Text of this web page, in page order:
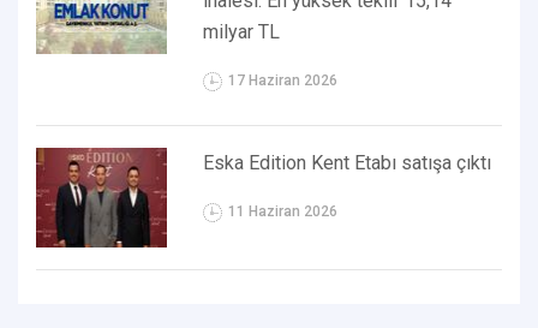
milyar TL
17 Haziran 2026
Eska Edition Kent Etabı satışa çıktı
11 Haziran 2026